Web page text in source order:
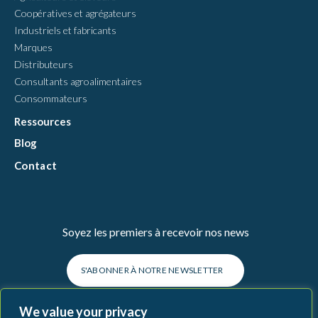
We value your privacy
Coopératives et agrégateurs
Industriels et fabricants
Marques
Distributeurs
Consultants agroalimentaires
Consommateurs
Ressources
Blog
Contact
Soyez les premiers à recevoir nos news
S'ABONNER À NOTRE NEWSLETTER